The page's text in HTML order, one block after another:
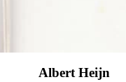
Albert Heijn